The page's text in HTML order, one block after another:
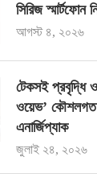
সিরিজ স্মার্টফোন
আগস্ট ৪, ২০২৬
টেকসই প্রবৃদ্ধি ও
ওয়েভ’ কৌশলগত
এনার্জিপ্যাক
জুলাই ২৪, ২০২৬